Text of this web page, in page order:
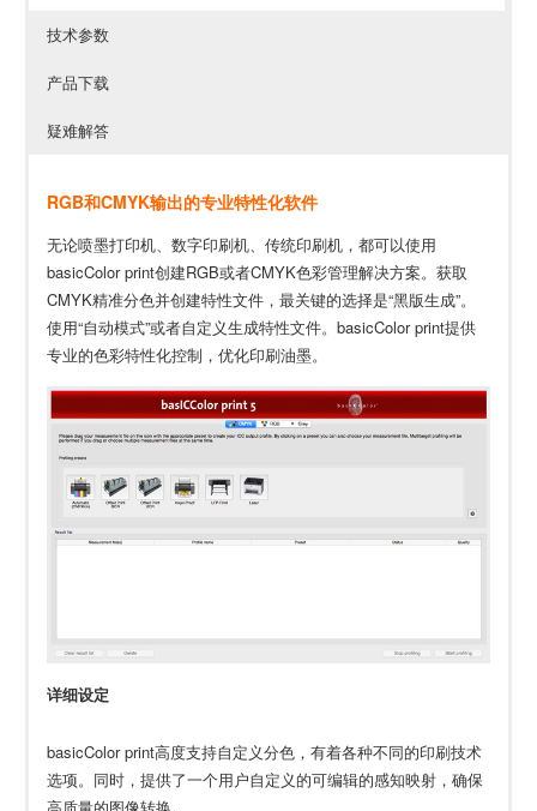
技术参数
产品下载
疑难解答
RGB和CMYK输出的专业特性化软件
无论喷墨打印机、数字印刷机、传统印刷机，都可以使用
basicColor print创建RGB或者CMYK色彩管理解决方案。获取
CMYK精准分色并创建特性文件，最关键的选择是“黑版生成”。
使用“自动模式”或者自定义生成特性文件。basicColor print提供
专业的色彩特性化控制，优化印刷油墨。
详细设定
basicColor print高度支持自定义分色，有着各种不同的印刷技术
选项。同时，提供了一个用户自定义的可编辑的感知映射，确保